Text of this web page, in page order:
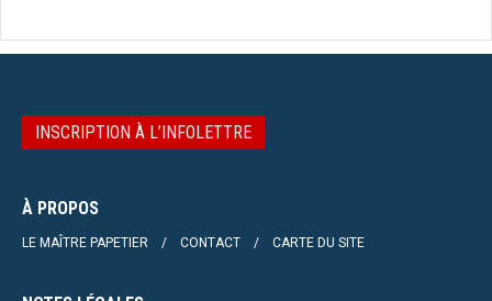
INSCRIPTION À L’INFOLETTRE
À PROPOS
LE MAÎTRE PAPETIER CONTACT CARTE DU SITE